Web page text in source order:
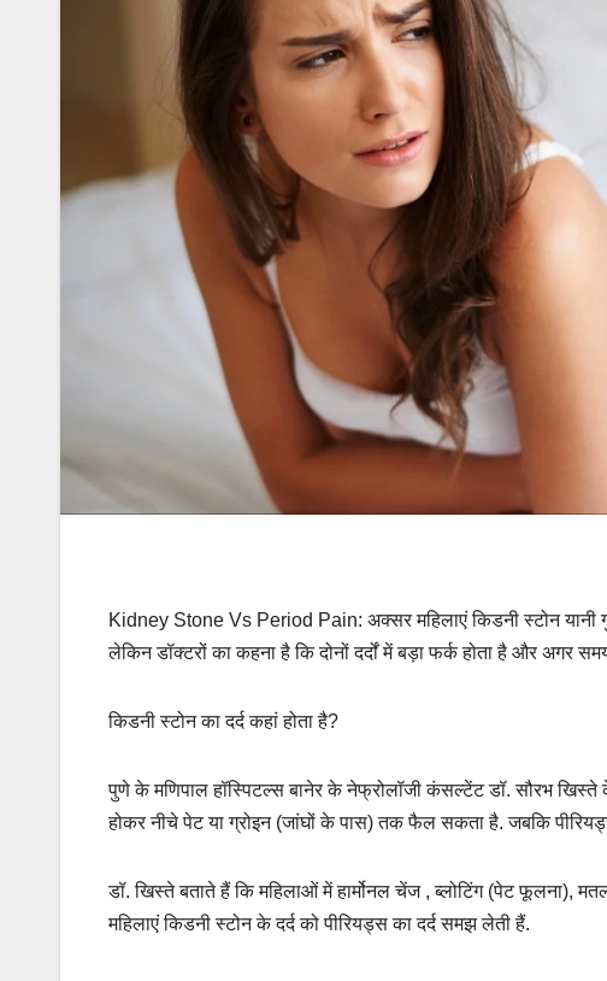
Kidney Stone Vs Period Pain: अक्सर महिलाएं किडनी स्टोन यानी
लेकिन डॉक्टरों का कहना है कि दोनों दर्दों में बड़ा फर्क होता है और
किडनी स्टोन का दर्द कहां होता है?
पुणे के मणिपाल हॉस्पिटल्स बानेर के नेफ्रोलॉजी कंसल्टेंट डॉ. सौरभ
होकर नीचे पेट या ग्रोइन (जांघों के पास) तक फैल सकता है. जबकि पीरियड्स
डॉ. खिस्ते बताते हैं कि महिलाओं में हार्मोनल चेंज , ब्लोटिंग (पेट फूलना),
महिलाएं किडनी स्टोन के दर्द को पीरियड्स का दर्द समझ लेती हैं.